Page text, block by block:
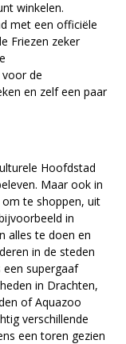
winkelen.
met een officiële
Friezen zeker
voor de
en zelf een paar
Hoofdstad
Maar ook in
om te shoppen, uit
in
alles te doen en
in de steden
supergaaf
in Drachten,
of Aquazoo
verschillende
een toren gezien